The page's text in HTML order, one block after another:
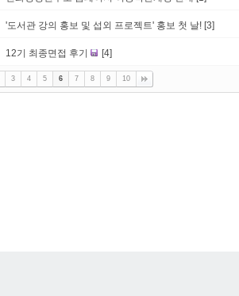
'도서관 강의 홍보 및 섭외 프로젝트' 홍보 첫 날! [3]
12기 최종면접 후기 [4]
3 4 5 6 7 8 9 10